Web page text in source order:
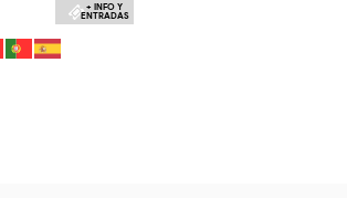
+ INFO Y
ENTRADAS